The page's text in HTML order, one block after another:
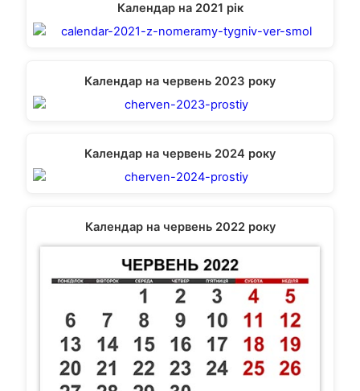
Календар на 2021 рік
Календар на червень 2023 року
Календар на червень 2024 року
Календар на червень 2022 року